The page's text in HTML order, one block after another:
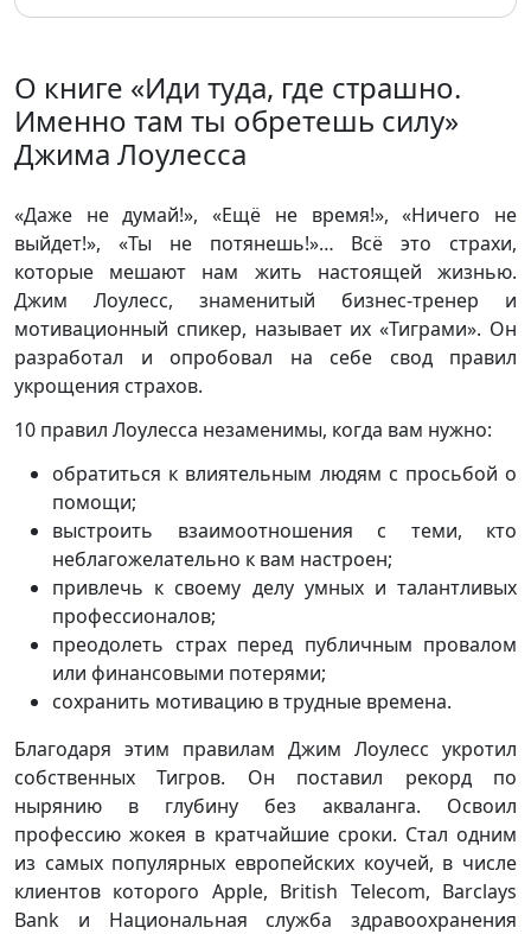
О книге «Иди туда, где страшно.
Именно там ты обретешь силу»
Джима Лоулесса
«Даже не думай!», «Ещё не время!», «Ничего не
выйдет!», «Ты не потянешь!»… Всё это страхи,
которые мешают нам жить настоящей жизнью.
Джим Лоулесс, знаменитый бизнес-тренер и
мотивационный спикер, называет их «Тиграми». Он
разработал и опробовал на себе свод правил
укрощения страхов.
10 правил Лоулесса незаменимы, когда вам нужно:
обратиться к влиятельным людям с просьбой о
помощи;
выстроить взаимоотношения с теми, кто
неблагожелательно к вам настроен;
привлечь к своему делу умных и талантливых
профессионалов;
преодолеть страх перед публичным провалом
или финансовыми потерями;
сохранить мотивацию в трудные времена.
Благодаря этим правилам Джим Лоулесс укротил
собственных Тигров. Он поставил рекорд по
нырянию в глубину без акваланга. Освоил
профессию жокея в кратчайшие сроки. Стал одним
из самых популярных европейских коучей, в числе
клиентов которого Apple, British Telecom, Barclays
Bank и Национальная служба здравоохранения